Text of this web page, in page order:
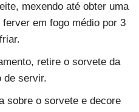
mexendo até obter uma
em fogo médio por 3
retire o sorvete da
de servir.
sobre o sorvete e decore